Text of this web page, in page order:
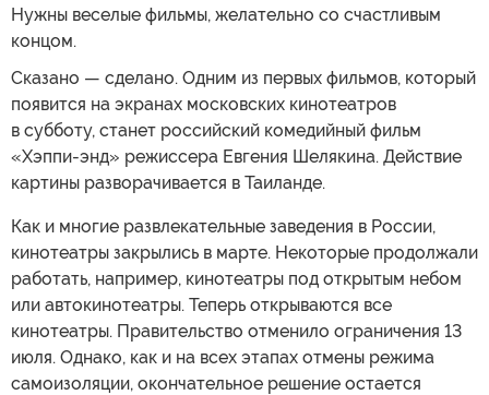
Нужны веселые фильмы, желательно со счастливым
концом.
Сказано — сделано. Одним из первых фильмов, который
появится на экранах московских кинотеатров
в субботу, станет российский комедийный фильм
«Хэппи-энд» режиссера Евгения Шелякина. Действие
картины разворачивается в Таиланде.
Как и многие развлекательные заведения в России,
кинотеатры закрылись в марте. Некоторые продолжали
работать, например, кинотеатры под открытым небом
или автокинотеатры. Теперь открываются все
кинотеатры. Правительство отменило ограничения 13
июля. Однако, как и на всех этапах отмены режима
самоизоляции, окончательное решение остается